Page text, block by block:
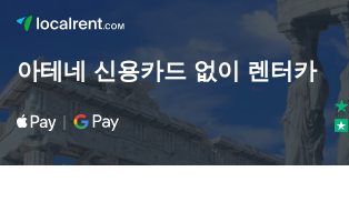
아테네 신용카드 없이 렌터카